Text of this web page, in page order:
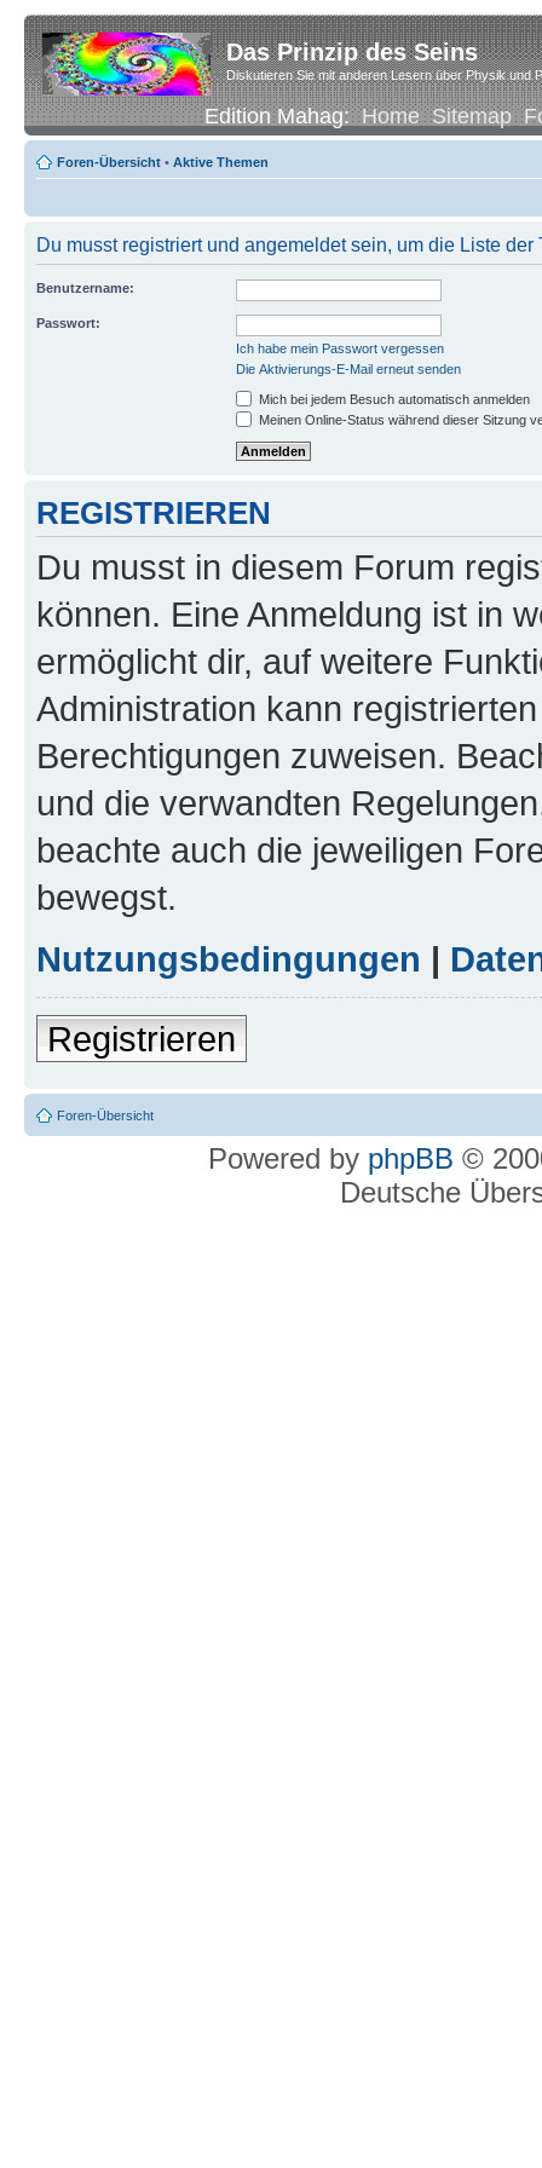
Das Prinzip des Seins
Diskutieren Sie mit anderen Lesern über Physik und
Edition Mahag:Home Sitemap
Foren-Übersicht • Aktive Themen
Du musst registriert und angemeldet sein, um die Liste
Benutzername:
Passwort:
Ich habe mein Passwort vergessen
Die Aktivierungs-E-Mail erneut senden
Mich bei jedem Besuch automatisch anmelden
Meinen Online-Status während dieser Sitzung
REGISTRIEREN
Du musst in diesem Forum
können. Eine Anmeldung ist in
ermöglicht dir, auf weitere
Administration kann
Berechtigungen zuweisen.
und die verwandten
beachte auch die jeweiligen
bewegst.
Nutzungsbedingungen |
Registrieren
Foren-Übersicht
Powered by phpBB ©
Deutsche